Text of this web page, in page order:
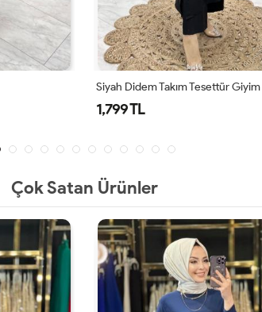
Kahve Didem Takım Tesettür Giyim
1,799 TL
Çok Satan Ürünler